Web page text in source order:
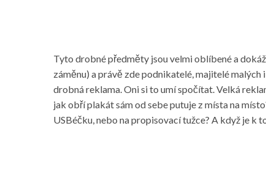
Tyto drobné předměty jsou velmi oblíbené a
záměnu) a právě zde podnikatelé, majitelé
drobná reklama. Oni si to umí spočítat. Velká
jak obří plakát sám od sebe putuje z místa na
USBéčku, nebo na propisovací tužce? A když je k